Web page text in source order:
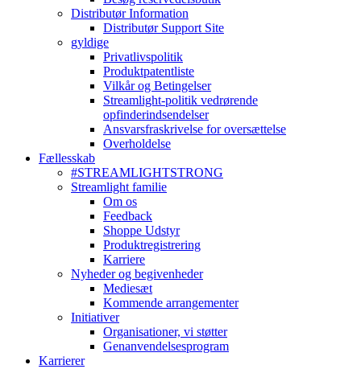
Distributør Information
Distributør Support Site
gyldige
Privatlivspolitik
Produktpatentliste
Vilkår og Betingelser
Streamlight-politik vedrørende
opfinderindsendelser
Ansvarsfraskrivelse for oversættelse
Overholdelse
Fællesskab
#STREAMLIGHTSTRONG
Streamlight familie
Om os
Feedback
Shoppe Udstyr
Produktregistrering
Karriere
Nyheder og begivenheder
Mediesæt
Kommende arrangementer
Initiativer
Organisationer, vi støtter
Genanvendelsesprogram
Karrierer